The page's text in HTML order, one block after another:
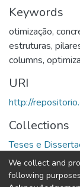
Keywords
otimização,
estruturas,
columns,
URI
http://
Collections
Teses e
Full item
We collect and
following